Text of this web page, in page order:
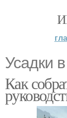
Усадки
Как